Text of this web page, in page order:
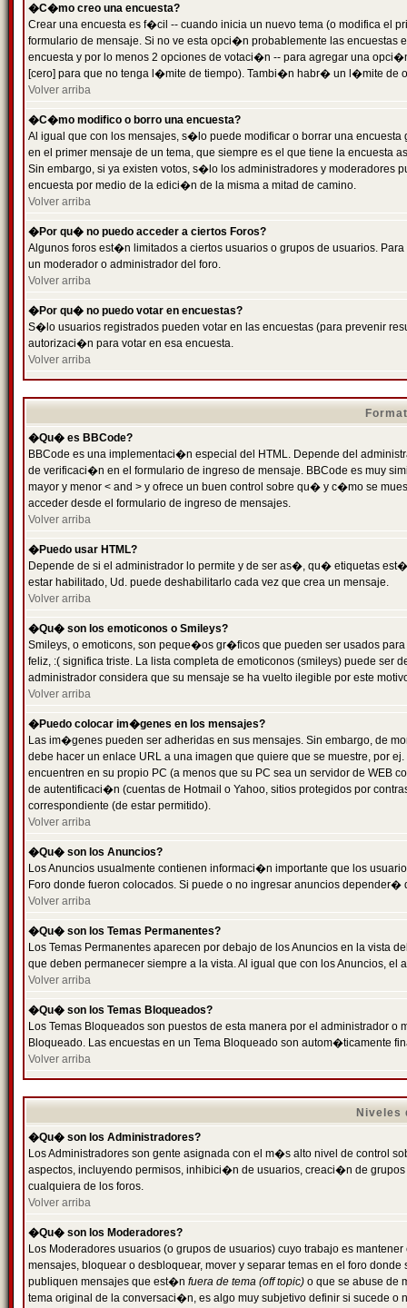
�C�mo creo una encuesta?
Crear una encuesta es f�cil -- cuando inicia un nuevo tema (o modifica el
formulario de mensaje. Si no ve esta opci�n probablemente las
encuesta y por lo menos 2 opciones de votaci�n -- para agregar una
[cero] para que no tenga l�mite de tiempo). Tambi�n habr� un l�mite de
Volver arriba
�C�mo modifico o borro una encuesta?
Al igual que con los mensajes, s�lo puede modificar o borrar una
en el primer mensaje de un tema, que siempre es el que tiene la encuesta
Sin embargo, si ya existen votos, s�lo los administradores y moderadores
encuesta por medio de la edici�n de la misma a mitad de camino.
Volver arriba
�Por qu� no puedo acceder a ciertos Foros?
Algunos foros est�n limitados a ciertos usuarios o grupos de usuarios.
un moderador o administrador del foro.
Volver arriba
�Por qu� no puedo votar en encuestas?
S�lo usuarios registrados pueden votar en las encuestas (para prevenir
autorizaci�n para votar en esa encuesta.
Volver arriba
�Qu� es BBCode?
BBCode es una implementaci�n especial del HTML. Depende del
de verificaci�n en el formulario de ingreso de mensaje. BBCode es muy
mayor y menor < and > y ofrece un buen control sobre qu� y c�mo se
acceder desde el formulario de ingreso de mensajes.
Volver arriba
�Puedo usar HTML?
Depende de si el administrador lo permite y de ser as�, qu� etiquetas
estar habilitado, Ud. puede deshabilitarlo cada vez que crea un mensaje.
Volver arriba
�Qu� son los emoticonos o Smileys?
Smileys, o emoticons, son peque�os gr�ficos que pueden ser usados
feliz, :( significa triste. La lista completa de emoticonos (smileys) puede
administrador considera que su mensaje se ha vuelto ilegible por este
Volver arriba
�Puedo colocar im�genes en los mensajes?
Las im�genes pueden ser adheridas en sus mensajes. Sin embargo, de
debe hacer un enlace URL a una imagen que quiere que se muestre, por
encuentren en su propio PC (a menos que su PC sea un servidor de
de autentificaci�n (cuentas de Hotmail o Yahoo, sitios protegidos por
correspondiente (de estar permitido).
Volver arriba
�Qu� son los Anuncios?
Los Anuncios usualmente contienen informaci�n importante que los
Foro donde fueron colocados. Si puede o no ingresar anuncios
Volver arriba
�Qu� son los Temas Permanentes?
Los Temas Permanentes aparecen por debajo de los Anuncios en la
que deben permanecer siempre a la vista. Al igual que con los Anuncios,
Volver arriba
�Qu� son los Temas Bloqueados?
Los Temas Bloqueados son puestos de esta manera por el administrador
Bloqueado. Las encuestas en un Tema Bloqueado son autom�ticamente
Volver arriba
Niveles
�Qu� son los Administradores?
Los Administradores son gente asignada con el m�s alto nivel de control
aspectos, incluyendo permisos, inhibici�n de usuarios, creaci�n de
cualquiera de los foros.
Volver arriba
�Qu� son los Moderadores?
Los Moderadores usuarios (o grupos de usuarios) cuyo trabajo es
mensajes, bloquear o desbloquear, mover y separar temas en el foro
publiquen mensajes que est�n fuera de tema (off topic) o que se abuse de
tema original de la conversaci�n, es algo muy subjetivo definir si sucede